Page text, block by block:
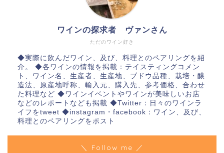
ただのワイン好き
ワインの探求者 ヴァンさん
◆実際に飲んだワイン、及び、料理とのペアリングを紹
介。 ◆各ワインの情報を掲載：テイスティングコメン
ト、ワイン名、生産者、生産地、ブドウ品種、栽培・醸
造法、原産地呼称、輸入元、購入先、参考価格、合わせ
た料理など ◆ワインイベントやワインが美味しいお店
などのレポートなども掲載 ◆Twitter：日々のワインラ
イフをtweet ◆instagram・facebook：ワイン、及び、
料理とのペアリングをポスト
＼ Follow me ／